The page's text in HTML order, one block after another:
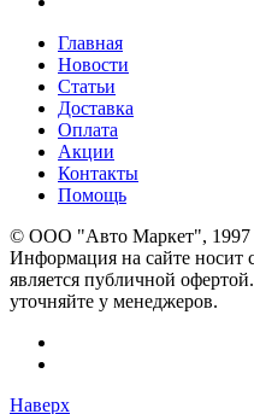
Главная
Новости
Статьи
Доставка
Оплата
Акции
Контакты
Помощь
© OOO "Авто Маркет", 1997
Информация на сайте носит
является публичной
уточняйте у менеджеров.
Наверх